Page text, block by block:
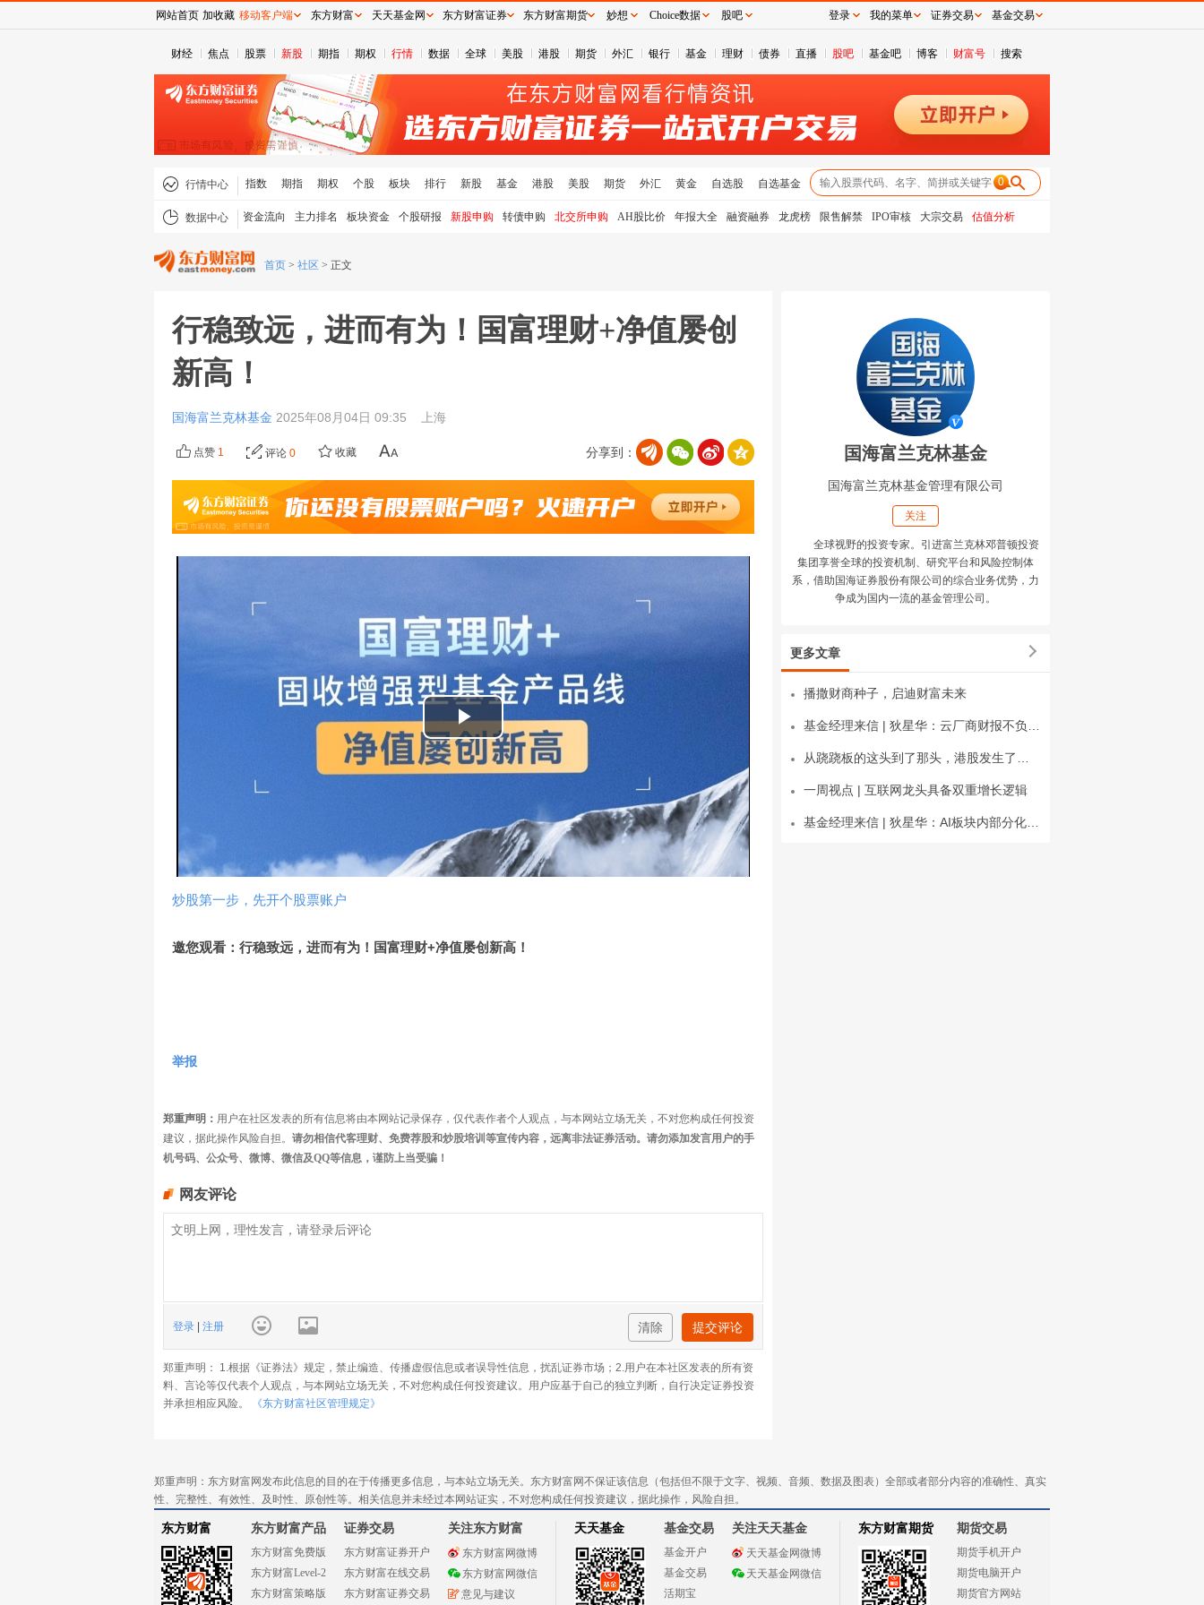
财经 焦点 股票 新股 期指 期权 行情 数据 全球 美股 港股 期货 外汇 银行 基金 理财 债券 直播 股吧 基金吧 博客 财富号 搜索
行情中心 指数 期指 期权 个股 板块 排行 新股 基金 港股 美股 期货 外汇 黄金 自选股 自选基金 0
数据中心 资金流向 主力排名 板块资金 个股研报 新股申购 转债申购 北交所申购 AH股比价 年报大全 融资融券 龙虎榜 限售解禁 IPO审核 大宗交易 估值分析
首页 > 社区 > 正文
行稳致远，进而有为！国富理财+净值屡创
新高！
国海富兰克林基金 2025年08月04日 09:35 上海
分享到：
点赞 1 评论 0 收藏
播
放
频
炒股第一步，先开个股票账户
邀您观看：行稳致远，进而有为！国富理财+净值屡创新高！
举报
郑重声明： 用户在社区发表的所有信息将由本网站记录保存，仅代表作者个人观点，与本网站立场无关，不对您构成任何投资
建议，据此操作风险自担。 请勿相信代客理财、免费荐股和炒股培训等宣传内容，远离非法证券活动。请勿添加发言用户的手
机号码、公众号、微博、微信及QQ等信息，谨防上当受骗！
网友评论
登录 注册 清除 提交评论
郑重声明： 1.根据《证券法》规定，禁止编造、传播虚假信息或者误导性信息，扰乱证券市场；2.用户在本社区发表的所有资
料、言论等仅代表个人观点，与本网站立场无关，不对您构成任何投资建议。用户应基于自己的独立判断，自行决定证券投资
并承担相应风险。
《东方财富社区管理规定》
国海富兰克林基金
国海富兰克林基金管理有限公司
关注
全球视野的投资专家。引进富兰克林邓普顿投资
集团享誉全球的投资机制、研究平台和风险控制体
系，借助国海证券股份有限公司的综合业务优势，力
争成为国内一流的基金管理公司。
更多文章
播撒财商种子，启迪财富未来
一周视点 | 互联网龙头具备双重增长逻辑
郑重声明：东方财富网发布此信息的目的在于传播更多信息，与本站立场无关。东方财富网不保证该信息（包括但不限于文字、视频、音频、数据及图表）全部或者部分内容的准确性、真实
性、完整性、有效性、及时性、原创性等。相关信息并未经过本网站证实，不对您构成任何投资建议，据此操作，风险自担。
东方财富 东方财富产品
东方财富免费版
东方财富Level-2
东方财富策略版
证券交易
东方财富证券开户
东方财富在线交易
东方财富证券交易
关注东方财富
东方财富网微博
东方财富网微信
意见与建议
天天基金 基金交易
基金开户
基金交易
活期宝
关注天天基金
天天基金网微博
天天基金网微信
东方财富期货 期货交易
期货手机开户
期货电脑开户
期货官方网站
网站首页 加收藏 移动客户端 东方财富 天天基金网 东方财富证券 东方财富期货 妙想 Choice数据 股吧 登录 我的菜单 证券交易 基金交易